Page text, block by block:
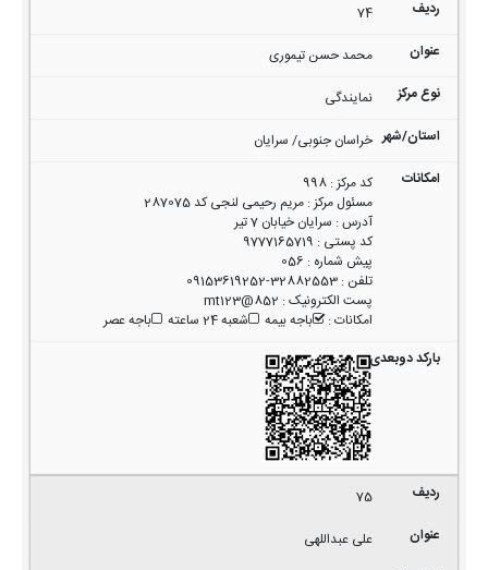
74
محمد حسن تیموری
نمایندگی
خراسان جنوبی/ سرایان
کد مرکز:
998
مسئول مرکز:مریم رحیمی لنجی کد 287075
آدرس: سرایان خیابان 7 تیر
کد پستی :
9777165719
پیش شماره :
056
تلفن :
32882553-09153619252
پست الکترونیک:
852@mt123
امکانات: باجه بیمه شعبه 24 ساعته باجه عصر
75
علی عبداللهی